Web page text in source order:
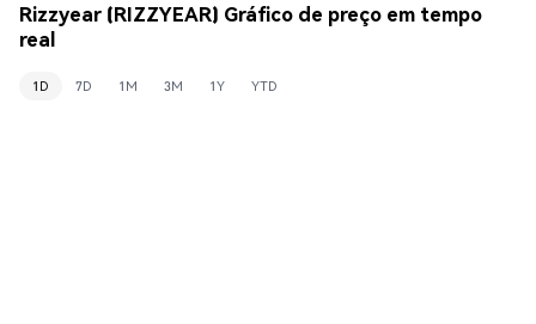
Rizzyear (RIZZYEAR) Gráfico de preço em tempo
real
1D 7D 1M 3M 1Y YTD